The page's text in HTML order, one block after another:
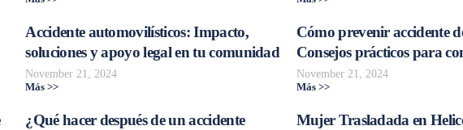
Accidente automovilísticos: Impacto,
soluciones y apoyo legal en tu comunidad
November 21, 2024
Más >>
Cómo prevenir accidente
Consejos prácticos para
November 21, 2024
Más >>
¿Qué hacer después de un accidente
Mujer Trasladada en